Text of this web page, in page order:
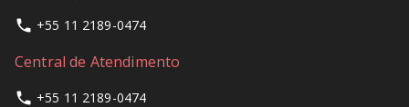
+55 11 2189-0474
Central de Atendimento
+55 11 2189-0474